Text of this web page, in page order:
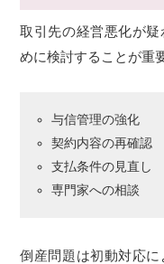
取引先の経営悪化が
めに検討することが重
与信管理の強化
契約内容の再確認
支払条件の見直し
専門家への相談
倒産問題は初動対応